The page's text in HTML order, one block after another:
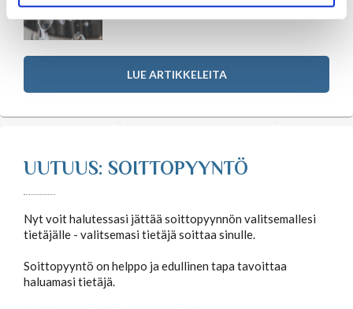
Rajatietoa
Artikkelit ja Blogi
Henkimaailma
Itsensä kehittäminen
LUE ARTIKKELEITA
UUTUUS: SOITTOPYYNTÖ
Nyt voit halutessasi jättää soittopyynnön valitsemallesi
tietäjälle - valitsemasi tietäjä soittaa sinulle.
Soittopyyntö on helppo ja edullinen tapa tavoittaa
haluamasi tietäjä.